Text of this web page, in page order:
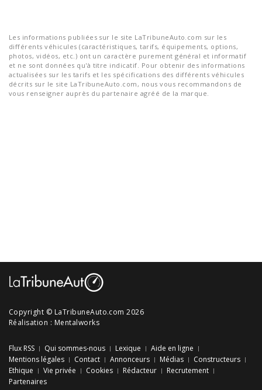
Les informations publiées sur le site LaTribuneAuto.com sur les
différents véhicules (caractéristiques, tarifs, équipements, options,
photos, vidéos, etc.) ont un caractère purement général et informatif
et ne sont données qu'à titre indicatif. Pour obtenir des informations
actualisées sur les tarifs et les spécifications des différents véhicules
décrits sur le site LaTribuneAuto.com, nous vous recommandons de
vous renseigner auprès du partenaire agréé de la marque.
Copyright © LaTribuneAuto.com 2026
Réalisation : Mentalworks
Flux RSS Qui sommes-nous Lexique
Aide en ligne
Mentions légales
Contact Annonceurs Médias
Constructeurs
Ethique
Vie privée Cookies Rédacteur
Recrutement
Partenaires